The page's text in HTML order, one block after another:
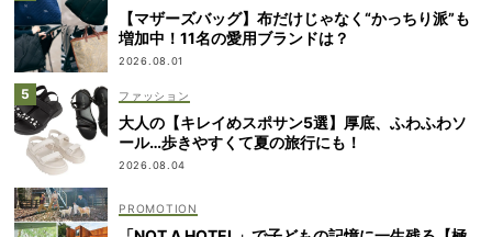
【マザーズバッグ】布だけじゃなく“かっちり派”も
増加中！11名の愛用ブランドは？
2026.08.01
ファッション
大人の【キレイめスポサン5選】厚底、ふわふわソ
ール…歩きやすくて夏の旅行にも！
2026.08.04